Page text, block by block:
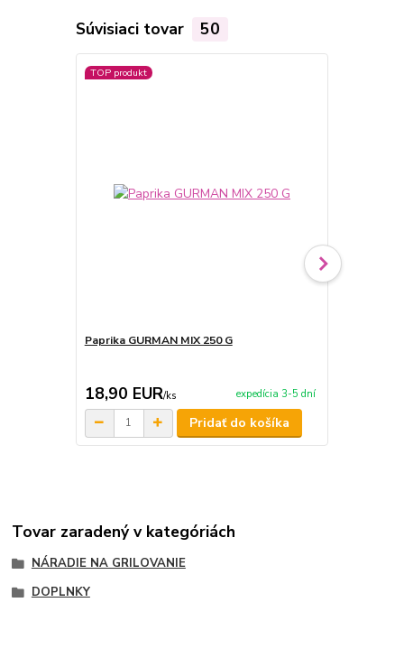
Súvisiaci tovar 50
TOP produkt
Paprika GURMAN MIX 250 G
18,90 EUR/ks expedícia 3-5 dní
Pridať do košíka
Tovar zaradený v kategóriách
NÁRADIE NA GRILOVANIE
DOPLNKY